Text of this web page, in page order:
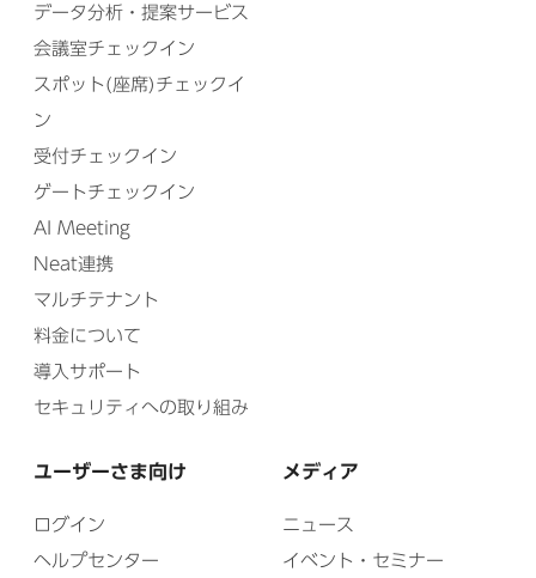
データ分析・提案サービス
会議室チェックイン
スポット(座席)チェックイ
ン
受付チェックイン
ゲートチェックイン
AI Meeting
Neat連携
マルチテナント
料金について
導入サポート
セキュリティへの取り組み
ユーザーさま向け
ログイン
ヘルプセンター
メディア
ニュース
イベント・セミナー